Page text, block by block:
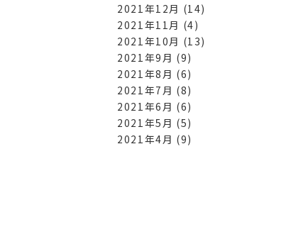
2021年12月 (14)
2021年11月 (4)
2021年10月 (13)
2021年9月 (9)
2021年8月 (6)
2021年7月 (8)
2021年6月 (6)
2021年5月 (5)
2021年4月 (9)